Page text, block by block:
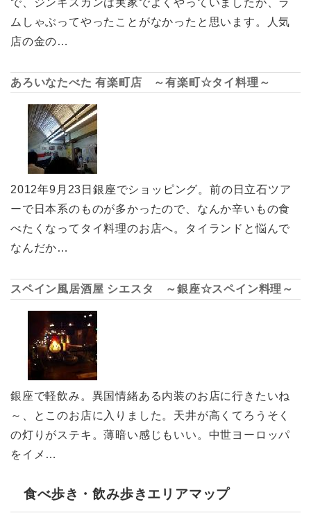
で、ジンギスカンは実家でよくやっていましたが、ラ
ムしゃぶってやったことがなかったと思います。人気
店の金の…
あろいなたべた 有楽町店 ～有楽町☆タイ料理～
2012年9月23日銀座でショッピング。前の日立石ツア
ーで日本系のものが多かったので、なんか辛いもの食
べたくなってタイ料理のお店へ。タイランドと悩んで
なんだか…
スペイン風居酒屋 シエスタ ～銀座☆スペイン料理～
銀座で軽飲み。異国情緒ある内装のお店に行きたいね
～、とこのお店に入りました。天井が高くてろうそく
の灯りがステキ。薄暗い感じもいい。中世ヨーロッパ
をイメ…
食べ歩き・飲み歩きエリアマップ